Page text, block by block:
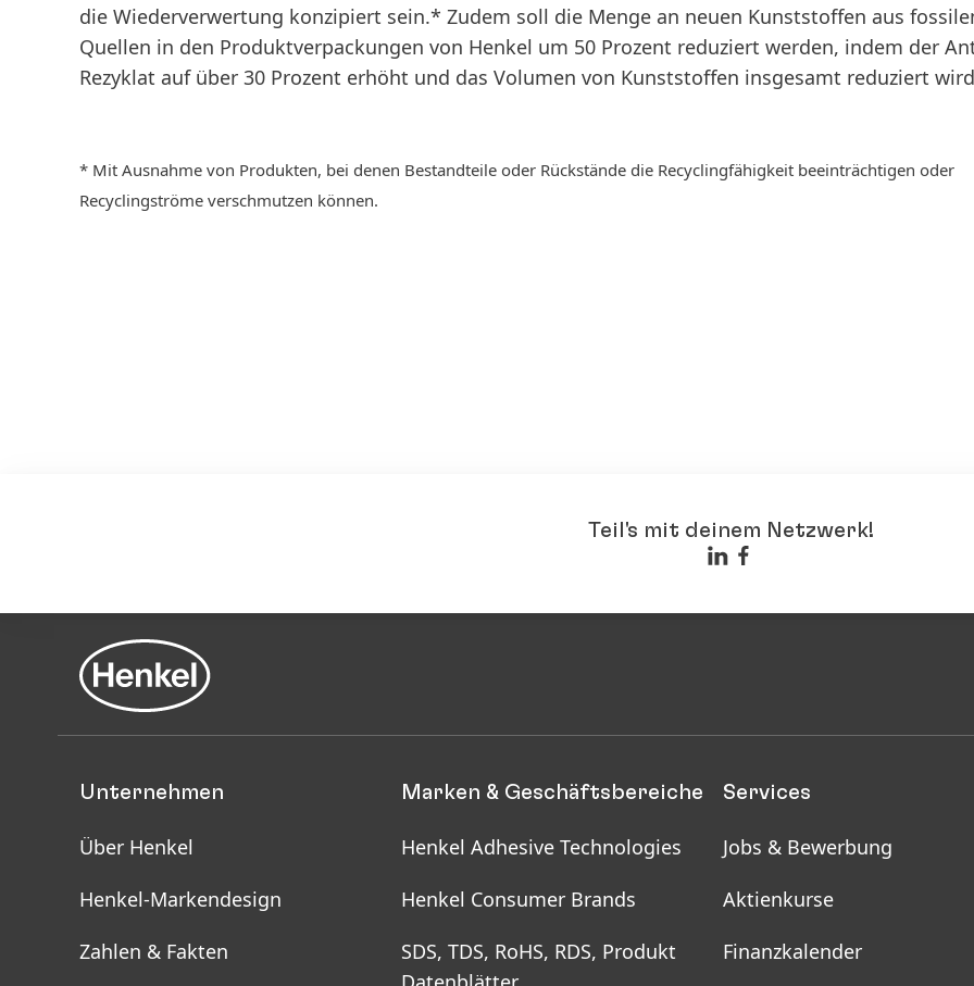
die Wiederverwertung konzipiert sein.* Zudem soll die Menge an neuen Kunststoffen aus
Quellen in den Produktverpackungen von Henkel um 50 Prozent reduziert werden, indem der
Rezyklat auf über 30 Prozent erhöht und das Volumen von Kunststoffen insgesamt reduziert
* Mit Ausnahme von Produkten, bei denen Bestandteile oder Rückstände die Recyclingfähigkeit beeinträchtigen oder
Recyclingströme verschmutzen können.
Teil's mit deinem Netzwerk!
Unternehmen
Über Henkel
Henkel-Markendesign
Zahlen & Fakten
Marken & Geschäftsbereiche
Henkel Adhesive Technologies
Henkel Consumer Brands
SDS, TDS, RoHS, RDS, Produkt
Services
Jobs & Bewerbung
Aktienkurse
Finanzkalender